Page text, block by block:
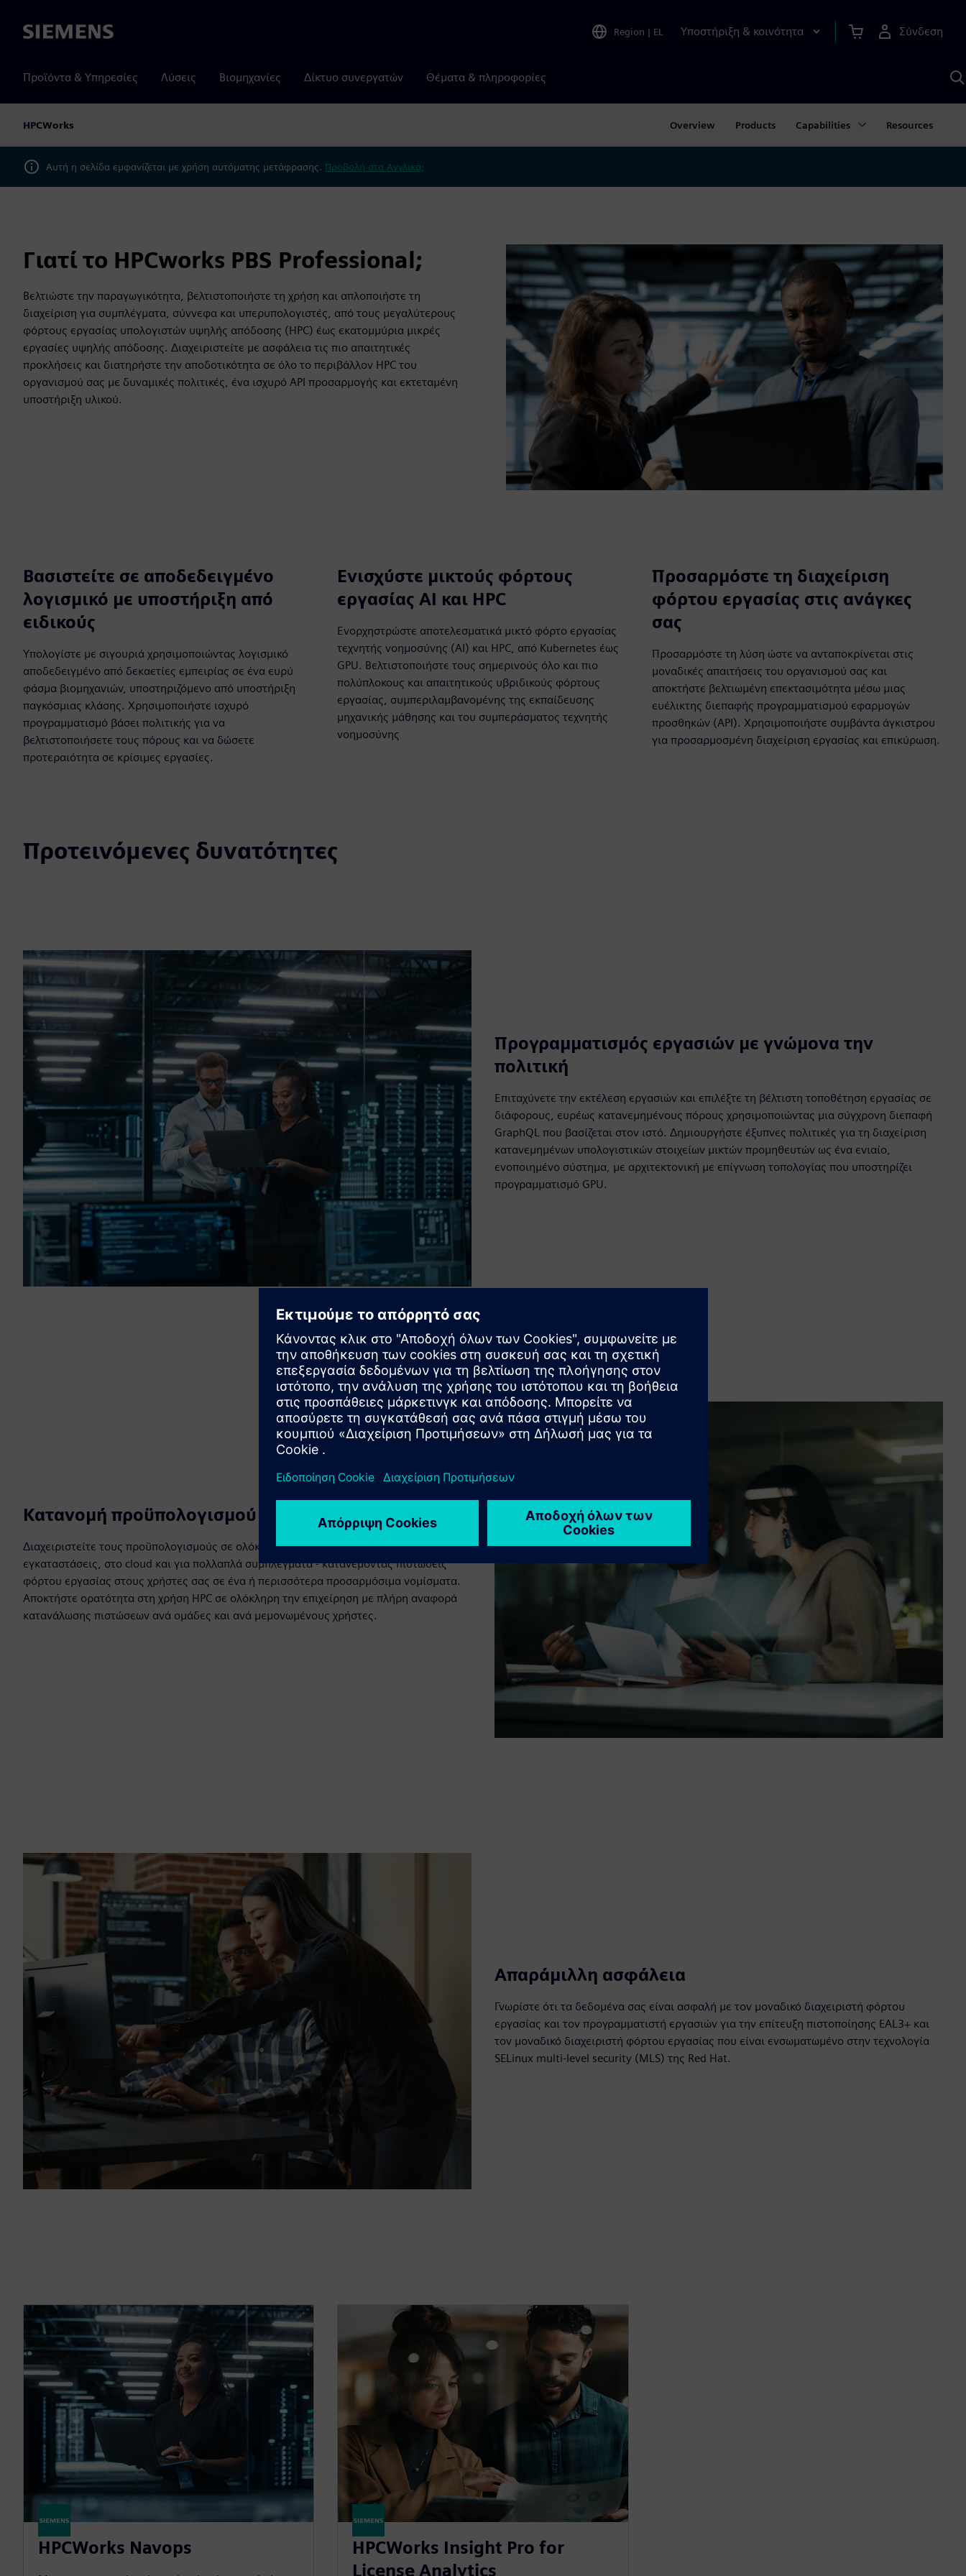
Siemens Region | EL Υποστήριξη & κοινότητα Σύνδεση
Προϊόντα & Υπηρεσίες Λύσεις Βιομηχανίες Δίκτυο συνεργατών Θέματα & πληροφορίες
HPCWorks Overview Products Capabilities Resources
Αυτή η σελίδα εμφανίζεται με χρήση αυτόματης μετάφρασης. Προβολή στα Αγγλικά;
Γιατί το HPCworks PBS Professional;
Βελτιώστε την παραγωγικότητα, βελτιστοποιήστε τη χρήση και απλοποιήστε τη
διαχείριση για συμπλέγματα, σύννεφα και υπερυπολογιστές, από τους μεγαλύτερους
φόρτους εργασίας υπολογιστών υψηλής απόδοσης (HPC) έως εκατομμύρια μικρές
εργασίες υψηλής απόδοσης. Διαχειριστείτε με ασφάλεια τις πιο απαιτητικές
προκλήσεις και διατηρήστε την αποδοτικότητα σε όλο το περιβάλλον HPC του
οργανισμού σας με δυναμικές πολιτικές, ένα ισχυρό API προσαρμογής και εκτεταμένη
υποστήριξη υλικού.
Βασιστείτε σε αποδεδειγμένο
λογισμικό με υποστήριξη από
ειδικούς
Υπολογίστε με σιγουριά χρησιμοποιώντας λογισμικό
αποδεδειγμένο από δεκαετίες εμπειρίας σε ένα ευρύ
φάσμα βιομηχανιών, υποστηριζόμενο από υποστήριξη
παγκόσμιας κλάσης. Χρησιμοποιήστε ισχυρό
προγραμματισμό βάσει πολιτικής για να
βελτιστοποιήσετε τους πόρους και να δώσετε
προτεραιότητα σε κρίσιμες εργασίες.
Ενισχύστε μικτούς φόρτους
εργασίας AI και HPC
Ενορχηστρώστε αποτελεσματικά μικτό φόρτο εργασίας
τεχνητής νοημοσύνης (AI) και HPC, από Kubernetes έως
GPU. Βελτιστοποιήστε τους σημερινούς όλο και πιο
πολύπλοκους και απαιτητικούς υβριδικούς φόρτους
εργασίας, συμπεριλαμβανομένης της εκπαίδευσης
μηχανικής μάθησης και του συμπεράσματος τεχνητής
νοημοσύνης
Προσαρμόστε τη διαχείριση
φόρτου εργασίας στις ανάγκες
σας
Προσαρμόστε τη λύση ώστε να ανταποκρίνεται στις
μοναδικές απαιτήσεις του οργανισμού σας και
αποκτήστε βελτιωμένη επεκτασιμότητα μέσω μιας
ευέλικτης διεπαφής προγραμματισμού εφαρμογών
προσθηκών (API). Χρησιμοποιήστε συμβάντα άγκιστρου
για προσαρμοσμένη διαχείριση εργασίας και επικύρωση.
Προτεινόμενες δυνατότητες
Προγραμματισμός εργασιών με γνώμονα την
πολιτική
Επιταχύνετε την εκτέλεση εργασιών και επιλέξτε τη βέλτιστη τοποθέτηση εργασίας σε
διάφορους, ευρέως κατανεμημένους πόρους χρησιμοποιώντας μια σύγχρονη διεπαφή
GraphQL που βασίζεται στον ιστό. Δημιουργήστε έξυπνες πολιτικές για τη διαχείριση
κατανεμημένων υπολογιστικών στοιχείων μικτών προμηθευτών ως ένα ενιαίο,
ενοποιημένο σύστημα, με αρχιτεκτονική με επίγνωση τοπολογίας που υποστηρίζει
προγραμματισμό GPU.
Κατανομή προϋπολογισμού και έλεγχος κόστους
Διαχειριστείτε τους προϋπολογισμούς σε ολόκληρη την επιχείρησή σας - εσωτερικές
εγκαταστάσεις, στο cloud και για πολλαπλά συμπλέγματα - κατανέμοντας πιστώσεις
φόρτου εργασίας στους χρήστες σας σε ένα ή περισσότερα προσαρμόσιμα νομίσματα.
Αποκτήστε ορατότητα στη χρήση HPC σε ολόκληρη την επιχείρηση με πλήρη αναφορά
κατανάλωσης πιστώσεων ανά ομάδες και ανά μεμονωμένους χρήστες.
Απαράμιλλη ασφάλεια
Γνωρίστε ότι τα δεδομένα σας είναι ασφαλή με τον μοναδικό διαχειριστή φόρτου
εργασίας και τον προγραμματιστή εργασιών για την επίτευξη πιστοποίησης EAL3+ και
τον μοναδικό διαχειριστή φόρτου εργασίας που είναι ενσωματωμένο στην τεχνολογία
SELinux multi-level security (MLS) της Red Hat.
HPCWorks Navops
HPCWorks Insight Pro for
License Analytics